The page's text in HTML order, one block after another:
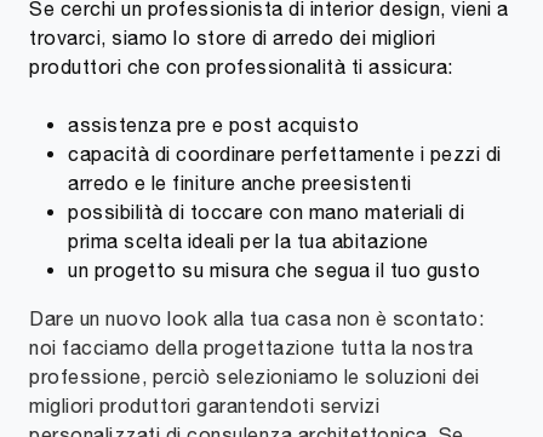
Se cerchi un professionista di interior design, vieni a
trovarci, siamo lo store di arredo dei migliori
produttori che con professionalità ti assicura:
assistenza pre e post acquisto
capacità di coordinare perfettamente i pezzi di
arredo e le finiture anche preesistenti
possibilità di toccare con mano materiali di
prima scelta ideali per la tua abitazione
un progetto su misura che segua il tuo gusto
Dare un nuovo look alla tua casa non è scontato:
noi facciamo della progettazione tutta la nostra
professione, perciò selezioniamo le soluzioni dei
migliori produttori garantendoti servizi